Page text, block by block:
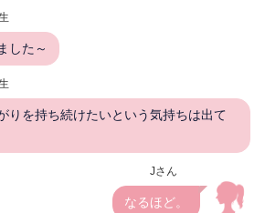
した～
りを持ち続けたいという気持ちは出て
Jさん
なるほど。